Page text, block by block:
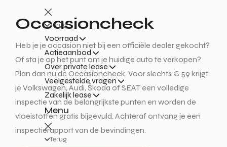
Terug
Voorraad
Actieaanbod
Over private lease
Veelgestelde vragen
Zakelijk lease
Menu
Terug
Occasioncheck
Heb je je occasion niet bij een officiële dealer gekocht?
Of sta je op het punt om je huidige auto te verkopen?
Plan dan nu de Occasioncheck. Voor slechts € 59 krijgt
je Volkswagen, Audi, Škoda of SEAT een volledige
inspectie van de belangrijkste punten en worden de
vloeistoffen gratis bijgevuld. Achteraf ontvang je een
inspectierapport van de bevindingen.